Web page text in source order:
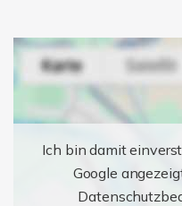
Ich bin damit
Google